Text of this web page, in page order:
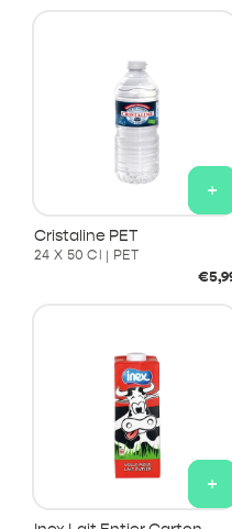
+
Cristaline PET
24 X 50 Cl | PET
Prix
+